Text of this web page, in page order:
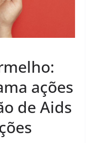
ações
de Aids